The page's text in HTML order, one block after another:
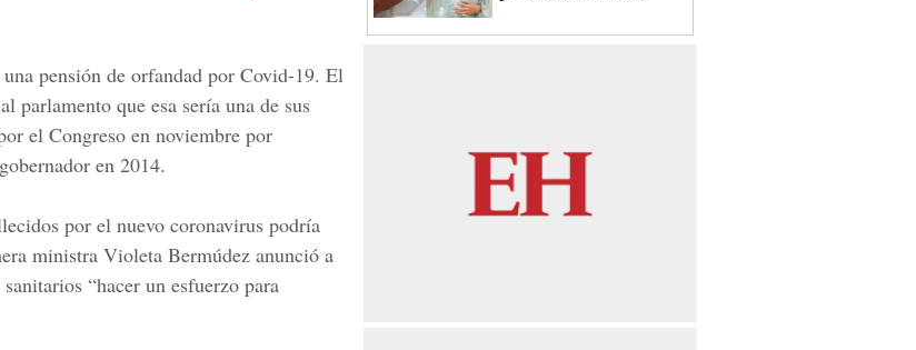
pensión de orfandad por Covid-19. El
parlamento que esa sería una de sus
el Congreso en noviembre por
en 2014.
por el nuevo coronavirus podría
ministra Violeta Bermúdez anunció a
“hacer un esfuerzo para